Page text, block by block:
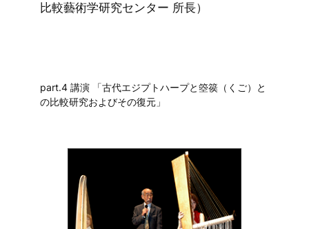
比較藝術学研究センター 所長）
part.4 講演 「古代エジプトハープと箜篌（くご）と
の比較研究およびその復元」